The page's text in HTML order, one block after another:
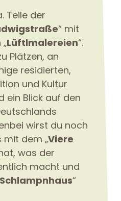
Teile der
“ mit
Lüftlmalereien“.
Plätzen, an
residierten,
und Kultur
ein Blick auf den
wirst du noch
mit dem „Viere
was der
macht und
“